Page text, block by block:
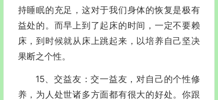
持睡眠的充足，这对于我们身体的恢复是极有
益处的。而早上到了起床的时间，一定不要赖
床，到时候就从床上跳起来，以培养自己坚决
果断之个性。
15、交益友：交一益友，对自己的个性修
养，为人处世诸多方面都有很大的好处。你跟